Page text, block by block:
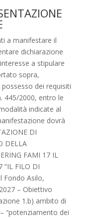
a manifestare il
dichiarazione
a stipulare
sopra,
dei requisiti
445/2000, entro le
indicate al
dovrà
DI
DELLA
FAMI 17 IL
“IL FILO DI
Fondo Asilo,
– Obiettivo
1.b) ambito di
“potenziamento dei